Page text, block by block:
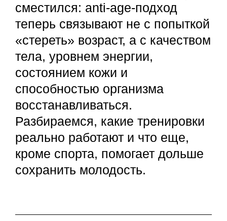
сместился: anti-age-подход
теперь связывают не с попыткой
«стереть» возраст, а с качеством
тела, уровнем энергии,
состоянием кожи и
способностью организма
восстанавливаться.
Разбираемся, какие тренировки
реально работают и что еще,
кроме спорта, помогает дольше
сохранить молодость.